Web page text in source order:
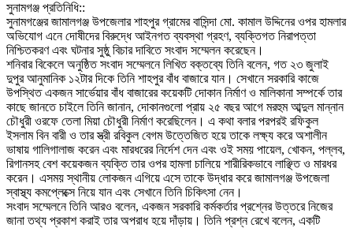
‎সুনামগঞ্জ প্রতিনিধি::
‎সুনামগঞ্জের জামালগঞ্জ উপজেলার শাহপুর গ্রামের বাসিন্দা মো. কামাল উদ্দিনের ওপর হামলার
অভিযোগ এনে দোষীদের বিরুদ্ধে আইনগত ব্যবস্থা গ্রহণ, ব্যক্তিগত নিরাপত্তা
নিশ্চিতকরণ এবং ঘটনার সুষ্ঠু বিচার দাবিতে সংবাদ সম্মেলন করেছেন।
‎শনিবার বিকেলে অনুষ্ঠিত সংবাদ সম্মেলনে লিখিত বক্তব্যে তিনি বলেন, গত ২৩ জুলাই
দুপুর আনুমানিক ১২টার দিকে তিনি শাহপুর বাঁধ বাজারে যান। সেখানে সরকারি কাজে
উপস্থিত একজন সার্ভেয়ার বাঁধ বাজারের কয়েকটি দোকান নির্মাণ ও মালিকানা সম্পর্কে তার
কাছে জানতে চাইলে তিনি জানান, দোকানগুলো প্রায় ২৫ বছর আগে মরহুম আব্দুল মান্নান
চৌধুরী ওরফে তেলা মিয়া চৌধুরী নির্মাণ করেছিলেন। এ কথা বলার পরপরই রফিকুল
ইসলাম বিন বারী ও তার স্ত্রী রবিকুল বেগম উত্তেজিত হয়ে তাকে লক্ষ্য করে অশালীন
ভাষায় গালিগালাজ করেন এবং মারধরের নির্দেশ দেন এবং ওই সময় পায়েল, খোকন, পল্লব,
রিগানসহ বেশ কয়েকজন ব্যক্তি তার ওপর হামলা চালিয়ে শারীরিকভাবে লাঞ্ছিত ও মারধর
করেন। এসময় স্থানীয় লোকজন এগিয়ে এসে তাকে উদ্ধার করে জামালগঞ্জ উপজেলা
স্বাস্থ্য কমপ্লেক্সে নিয়ে যান এবং সেখানে তিনি চিকিৎসা নেন।
‎সংবাদ সম্মেলনে তিনি আরও বলেন, একজন সরকারি কর্মকর্তার প্রশ্নের উত্তরে নিজের
জানা তথ্য প্রকাশ করাই তার অপরাধ হয়ে দাঁড়ায়। তিনি প্রশ্ন রেখে বলেন, একটি